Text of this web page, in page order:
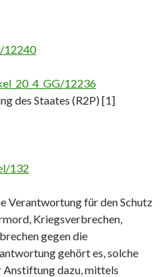
12240
12236
des Staates (R2P) [1]
132
Verantwortung für den Schutz
Kriegsverbrechen,
gegen die
gehört es, solche
Anstiftung dazu, mittels